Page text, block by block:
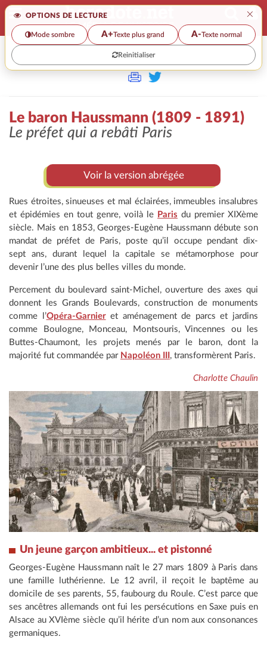
OPTIONS DE LECTURE ×
Mode sombre A+Texte plus grand A-Texte normal
Reinitialiser
>> LE BARON HAUSSMANN (1809 - 1891)
Le baron Haussmann (1809 - 1891)
Le préfet qui a rebâti Paris
Voir la version abrégée
Rues étroites, sinueuses et mal éclairées, immeubles insalubres
et épidémies en tout genre, voilà le Paris du premier XIXème
siècle. Mais en 1853, Georges-Eugène Haussmann débute son
mandat de préfet de Paris, poste qu’il occupe pendant dix-
sept ans, durant lequel la capitale se métamorphose pour
devenir l’une des plus belles villes du monde.
Percement du boulevard saint-Michel, ouverture des axes qui
donnent les Grands Boulevards, construction de monuments
comme l’Opéra-Garnieret aménagement de parcs et jardins
comme Boulogne, Monceau, Montsouris, Vincennes ou les
Buttes-Chaumont, les projets menés par le baron, dont la
majorité fut commandée par Napoléon III , transformèrent Paris.
Charlotte Chaulin
Un jeune garçon ambitieux... et pistonné
Georges-Eugène Haussmann naît le 27 mars 1809 à Paris dans
une famille luthérienne. Le 12 avril, il reçoit le baptême au
domicile de ses parents, 55, faubourg du Roule. C’est parce que
ses ancêtres allemands ont fui les persécutions en Saxe puis en
Alsace au XVIème siècle qu’il hérite d’un nom aux consonances
germaniques.